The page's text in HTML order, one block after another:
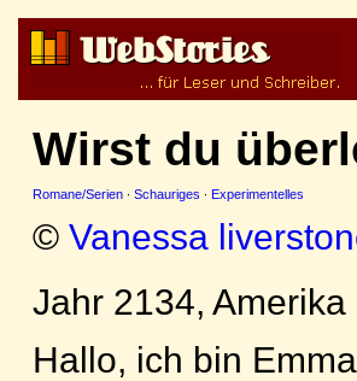
Wirst du
Romane/Serien · Schauriges · Experimentelles
© Vanessa
Jahr 2134, Amerika
Hallo, ich bin